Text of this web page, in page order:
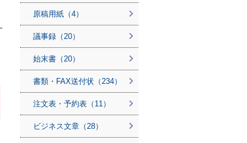
原稿用紙（4）
議事録（20）
始末書（20）
書類・FAX送付状（234）
注文表・予約表（11）
ビジネス文章（28）